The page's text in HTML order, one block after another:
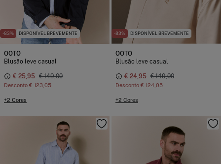
-83% DISPONÍVEL BREVEMENTE
OOTO
Blusão leve casual
€ 25,95 € 149,00
Desconto € 123,05
+2 Cores
-83% DISPONÍVEL BREVEMENTE
OOTO
Blusão leve casual
€ 24,95 € 149,00
Desconto € 124,05
+2 Cores